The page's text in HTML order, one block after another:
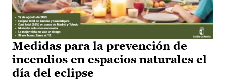
Medidas para la prevención de
incendios en espacios naturales el
día del eclipse